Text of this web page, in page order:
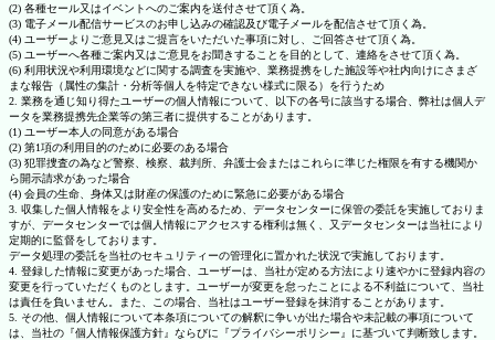
(2) 各種セール又はイベントへのご案内を送付させて頂く為。
(3) 電子メール配信サービスのお申し込みの確認及び電子メールを配信させて頂く為。
(4) ユーザーよりご意見又はご提言をいただいた事項に対し、ご回答させて頂く為。
(5) ユーザーへ各種ご案内又はご意見をお聞きすることを目的として、連絡をさせて頂く為。
(6) 利用状況や利用環境などに関する調査を実施や、業務提携をした施設等や社内向けにさまざ
まな報告（属性の集計・分析等個人を特定できない様式に限る）を行うため
2. 業務を通じ知り得たユーザーの個人情報について、以下の各号に該当する場合、弊社は個人デ
ータを業務提携先企業等の第三者に提供することがあります。
(1) ユーザー本人の同意がある場合
(2) 第1項の利用目的のために必要のある場合
(3) 犯罪捜査の為など警察、検察、裁判所、弁護士会またはこれらに準じた権限を有する機関か
ら開示請求があった場合
(4) 会員の生命、身体又は財産の保護のために緊急に必要がある場合
3. 収集した個人情報をより安全性を高めるため、データセンターに保管の委託を実施しておりま
すが、データセンターでは個人情報にアクセスする権利は無く、又データセンターは当社により
定期的に監督をしております。
データ処理の委託を当社のセキュリティーの管理化に置かれた状況で実施しております。
4. 登録した情報に変更があった場合、ユーザーは、当社が定める方法により速やかに登録内容の
変更を行っていただくものとします。ユーザーが変更を怠ったことによる不利益について、当社
は責任を負いません。また、この場合、当社はユーザー登録を抹消することがあります。
5. その他、個人情報について本条項についての解釈に争いが出た場合や未記載の事項について
は、当社の『個人情報保護方針』ならびに『プライバシーポリシー』に基づいて判断致します。